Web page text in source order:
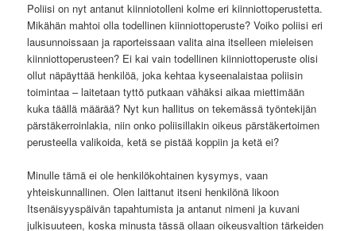
Poliisi on nyt antanut kiinniotolleni kolme eri kiinniottoperustetta.
Mikähän mahtoi olla todellinen kiinniottoperuste? Voiko poliisi eri
lausunnoissaan ja raporteissaan valita aina itselleen mieleisen
kiinniottoperusteen? Ei kai vain todellinen kiinniottoperuste olisi
ollut näpäyttää henkilöä, joka kehtaa kyseenalaistaa poliisin
toimintaa – laitetaan tyttö putkaan vähäksi aikaa miettimään
kuka täällä määrää? Nyt kun hallitus on tekemässä työntekijän
pärstäkerroinlakia, niin onko poliisillakin oikeus pärstäkertoimen
perusteella valikoida, ketä se pistää koppiin ja ketä ei?
Minulle tämä ei ole henkilökohtainen kysymys, vaan
yhteiskunnallinen. Olen laittanut itseni henkilönä likoon
Itsenäisyyspäivän tapahtumista ja antanut nimeni ja kuvani
julkisuuteen, koska minusta tässä ollaan oikeusvaltion tärkeiden